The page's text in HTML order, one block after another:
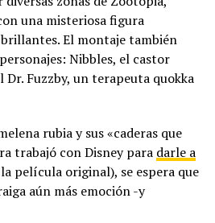
una misteriosa figura
El montaje también
Nibbles, el castor
Fuzzby, un terapeuta quokka
rubia y sus «caderas que
trabajó con Disney para darle a
película original), se espera que
aún más emoción -y